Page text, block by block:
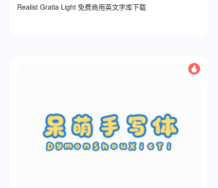
Realist Gratia Light 免费商用英文字库下载